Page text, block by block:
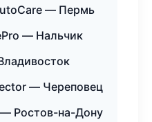
— Пермь
— Нальчик
— Череповец
Ростов-на-Дону